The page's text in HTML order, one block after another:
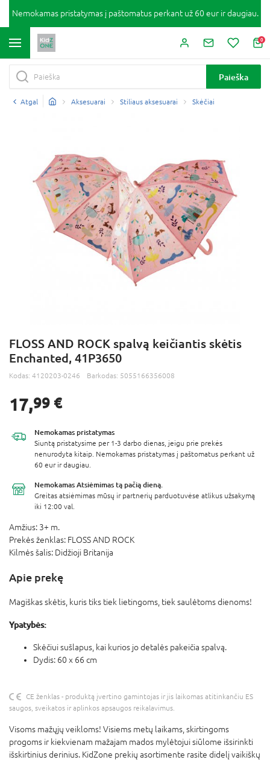
Nemokamas pristatymas į paštomatus perkant už 60 eur ir daugiau.
0
Paieška
Atgal Aksesuarai Stiliaus aksesuarai Skėčiai
FLOSS AND ROCK spalvą keičiantis skėtis
Enchanted, 41P3650
Kodas: 4120203-0246 Barkodas: 5055166356008
17,99 €
Nemokamas pristatymas
Siuntą pristatysime per 1-3 darbo dienas, jeigu prie prekės
nenurodyta kitaip. Nemokamas pristatymas į paštomatus perkant už
60 eur ir daugiau.
Nemokamas Atsiėmimas tą pačią dieną.
Greitas atsiėmimas mūsų ir partnerių parduotuvėse atlikus užsakymą
iki 12:00 val.
Amžius: 3+ m.
Prekės ženklas: FLOSS AND ROCK
Kilmės šalis: Didžioji Britanija
Apie prekę
Magiškas skėtis, kuris tiks tiek lietingoms, tiek saulėtoms dienoms!
Ypatybės:
Skėčiui sušlapus, kai kurios jo detalės pakeičia spalvą.
Dydis: 60 x 66 cm
CE ženklas - produktą įvertino gamintojas ir jis laikomas atitinkančiu ES
saugos, sveikatos ir aplinkos apsaugos reikalavimus.
Visoms mažųjų veikloms! Visiems metų laikams, skirtingoms
progoms ir kiekvienam mažajam mados mylėtojui siūlome išsirinkti
išskirtinius derinius. KidZone prekių asortimente rasite didelį vaikiškų